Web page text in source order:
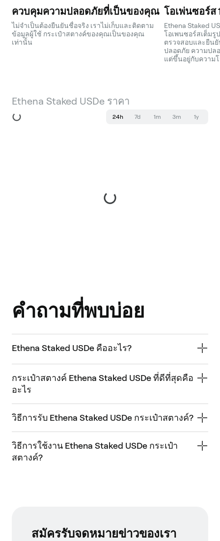
ควบคุมความปลอดภัยที่เป็นของคุณ
ไม่จำเป็นต้องยืนยันชื่อจริง เราไม่เก็บและติดตาม
ข้อมูลผู้ใช้ กระเป๋าสตางค์ของคุณเป็นของคุณ
เท่านั้น
โอเพ่นซอร์ส
Ethena Staked
โอเพนซอร์สเต็มรู
ตรวจสอบและยืน
ปลอดภัย ความป
แต่ขึ้นอยู่กับความ
Ethena Staked USDe ราคา
24h 7d 1m 3m 1y
คำถามที่พบบ่อย
Ethena Staked USDe คืออะไร?
กระเป๋าสตางค์ Ethena Staked USDe ที่ดีที่สุดคือ
อะไร
วิธีการรับ Ethena Staked USDe กระเป๋าสตางค์?
วิธีการใช้งาน Ethena Staked USDe กระเป๋า
สตางค์?
สมัครรับจดหมายข่าวของเรา